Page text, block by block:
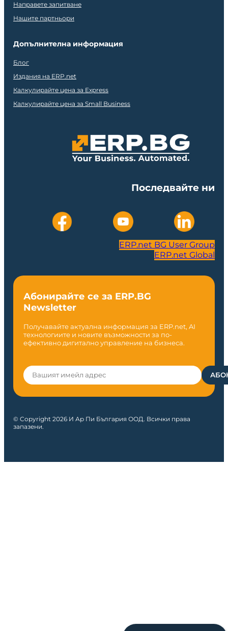
Направете запитване
Нашите партньори
Допълнителна информация
Блог
Издания на ERP.net
Калкулирайте цена за Express
Калкулирайте цена за Small Business
Последвайте ни
ERP.net BG User Group
ERP.net Global
Абонирайте се за ERP.BG
Newsletter
Получавайте актуална информация за ERP.net, AI
технологиите и новите възможности за по-
ефективно дигитално управление на бизнеса.
© Copyright 2026 И Ар Пи България ООД. Всички права
запазени.